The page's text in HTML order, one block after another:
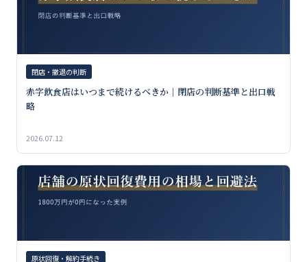
閉店・撤退の判断
赤字飲食店はいつまで続けるべきか｜閉店の判断基準と出口戦
略
2026.07.12
原状回復・解約手続き